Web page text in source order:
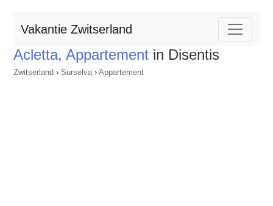
Vakantie Zwitserland
Acletta, Appartement in Disentis
Zwitserland › Surselva› Appartement